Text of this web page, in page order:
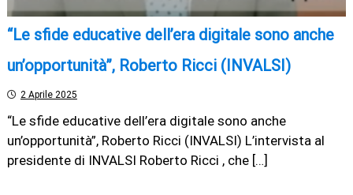
“Le sfide educative dell’era digitale sono anche
un’opportunità”, Roberto Ricci (INVALSI)
2 Aprile 2025
“Le sfide educative dell’era digitale sono anche
un’opportunità”, Roberto Ricci (INVALSI) L’intervista al
presidente di INVALSI Roberto Ricci , che […]